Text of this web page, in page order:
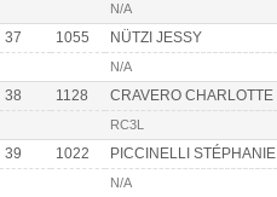
N/A
37 1055 NÜTZI JESSY
N/A
38 1128 CRAVERO CHARLOTTE
RC3L
39 1022 PICCINELLI STÉPHANIE
N/A